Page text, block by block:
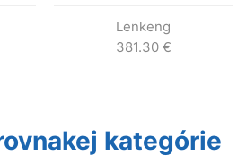
Kit
Lenkeng
381.30 €
kategórie